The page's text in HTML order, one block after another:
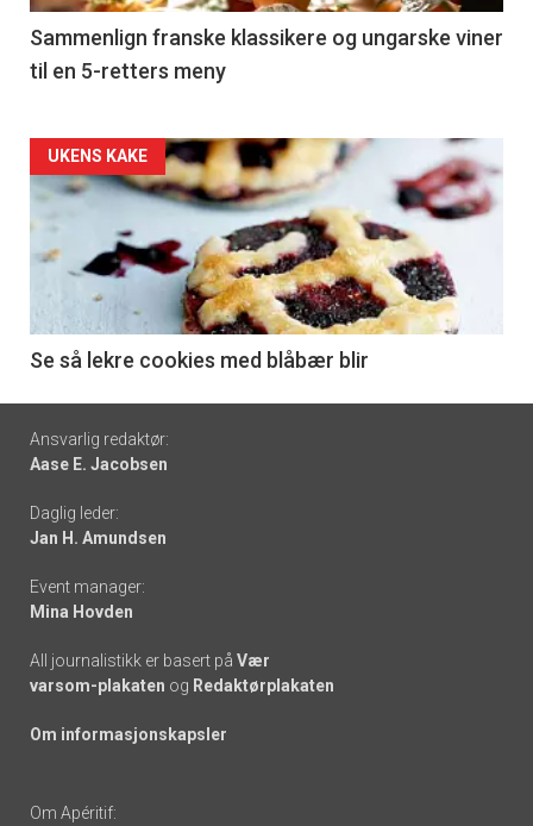
5
Sammenlign franske klassikere og ungarske viner
til en 5-retters meny
Forsiden
akkurat
nå
6
UKENS KAKE
Se så lekre cookies med blåbær blir
Footer
-
links
Ansvarlig redaktør:
Aase E. Jacobsen
Daglig leder:
Jan H. Amundsen
Event manager:
Mina Hovden
All journalistikk er basert på Vær
varsom-plakaten og Redaktørplakaten
Om informasjonskapsler
Om Apéritif: